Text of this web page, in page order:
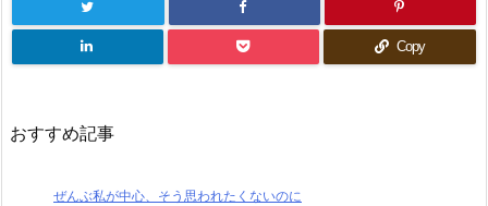
Copy
おすすめ記事
ぜんぶ私が中心、そう思われたくないのに